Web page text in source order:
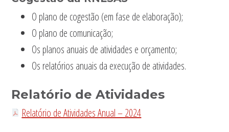
O plano de cogestão (em fase de elaboração);
O plano de comunicação;
Os planos anuais de atividades e orçamento;
Os relatórios anuais da execução de atividades.
Relatório de Atividades
Relatório de Atividades Anual – 2024